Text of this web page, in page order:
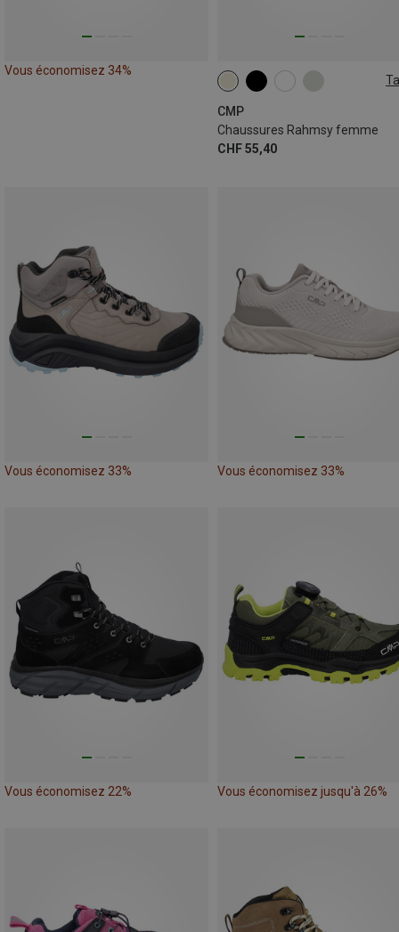
Vous économisez 34%
CMP
Chaussures Rahmsy femme
CHF 55,40
Vous économisez 33% Vous économisez 33%
Vous économisez 22% Vous économisez jusqu'à 26%